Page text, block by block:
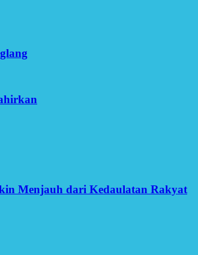
Menjauh dari Kedaulatan Rakyat